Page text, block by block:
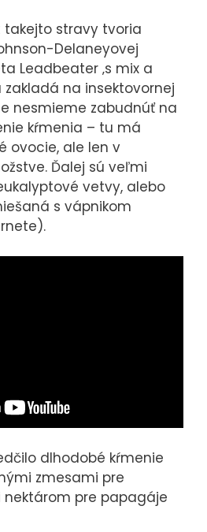
stravy tvoria
Delaneyovej
Leadbeater ‚s mix a
na insektovornej
nesmieme zabudnúť na
kŕmenia – tu má
ovocie, ale len v
Ďalej sú veľmi
vetvy, alebo
s vápnikom
dlhodobé kŕmenie
zmesami pre
nektárom pre papagáje